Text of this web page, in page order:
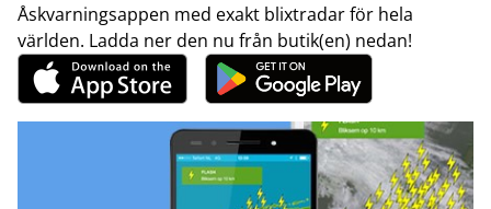
Åskvarningsappen med exakt blixtradar för hela
världen. Ladda ner den nu från butik(en) nedan!